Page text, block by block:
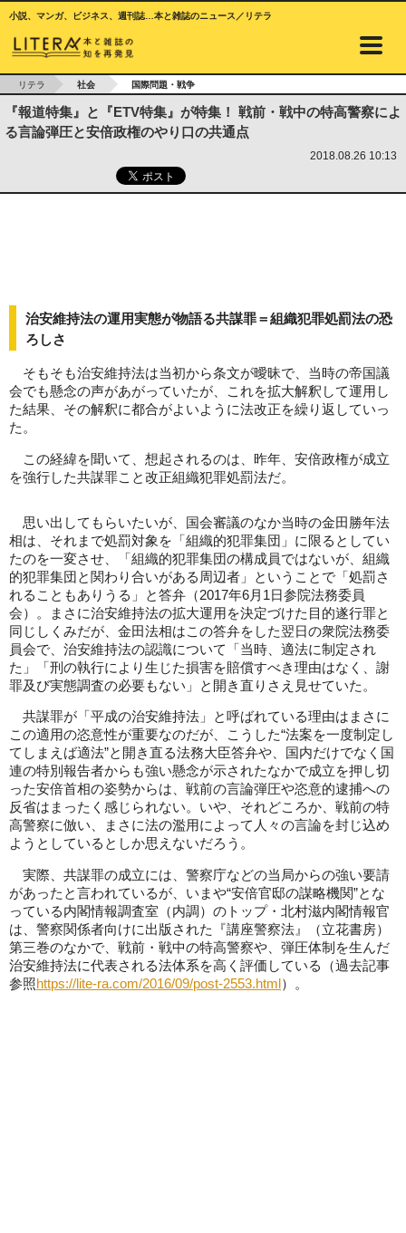
小説、マンガ、ビジネス、週刊誌…本と雑誌のニュース／リテラ
リテラ 社会 国際問題・戦争
『報道特集』と『ETV特集』が特集！ 戦前・戦中の特高警察によ
る言論弾圧と安倍政権のやり口の共通点
2018.08.26 10:13
治安維持法の運用実態が物語る共謀罪＝組織犯罪処罰法の恐
ろしさ
そもそも治安維持法は当初から条文が曖昧で、当時の帝国議
会でも懸念の声があがっていたが、これを拡大解釈して運用し
た結果、その解釈に都合がよいように法改正を繰り返していっ
た。
この経緯を聞いて、想起されるのは、昨年、安倍政権が成立
を強行した共謀罪こと改正組織犯罪処罰法だ。
思い出してもらいたいが、国会審議のなか当時の金田勝年法
相は、それまで処罰対象を「組織的犯罪集団」に限るとしてい
たのを一変させ、「組織的犯罪集団の構成員ではないが、組織
的犯罪集団と関わり合いがある周辺者」ということで「処罰さ
れることもありうる」と答弁（2017年6月1日参院法務委員
会）。まさに治安維持法の拡大運用を決定づけた目的遂行罪と
同じしくみだが、金田法相はこの答弁をした翌日の衆院法務委
員会で、治安維持法の認識について「当時、適法に制定され
た」「刑の執行により生じた損害を賠償すべき理由はなく、謝
罪及び実態調査の必要もない」と開き直りさえ見せていた。
共謀罪が「平成の治安維持法」と呼ばれている理由はまさに
この適用の恣意性が重要なのだが、こうした“法案を一度制定し
てしまえば適法”と開き直る法務大臣答弁や、国内だけでなく国
連の特別報告者からも強い懸念が示されたなかで成立を押し切
った安倍首相の姿勢からは、戦前の言論弾圧や恣意的逮捕への
反省はまったく感じられない。いや、それどころか、戦前の特
高警察に倣い、まさに法の濫用によって人々の言論を封じ込め
ようとしているとしか思えないだろう。
実際、共謀罪の成立には、警察庁などの当局からの強い要請
があったと言われているが、いまや“安倍官邸の謀略機関”とな
っている内閣情報調査室（内調）のトップ・北村滋内閣情報官
は、警察関係者向けに出版された『講座警察法』（立花書房）
第三巻のなかで、戦前・戦中の特高警察や、弾圧体制を生んだ
治安維持法に代表される法体系を高く評価している（過去記事
参照https://lite-ra.com/2016/09/post-2553.html ）。